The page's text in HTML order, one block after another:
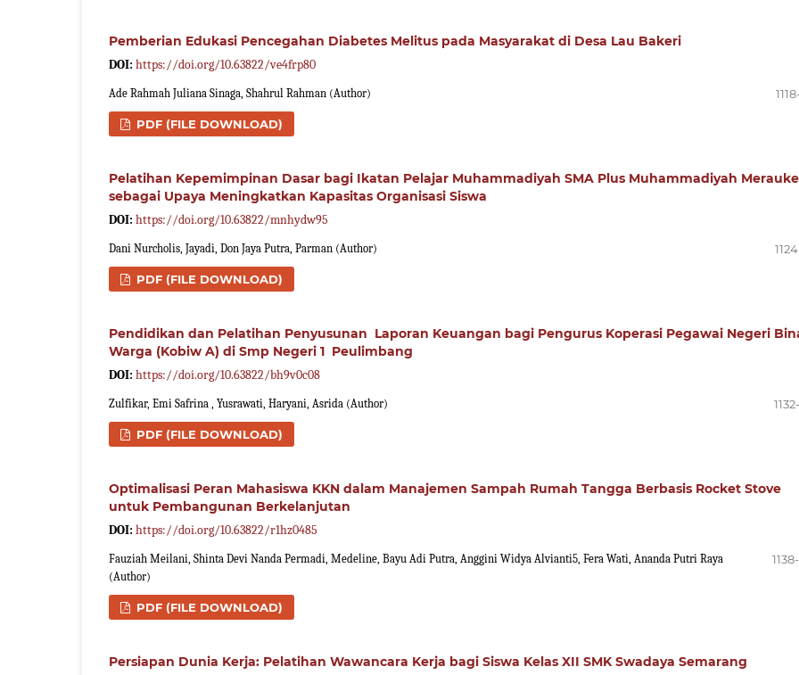
Pemberian Edukasi Pencegahan Diabetes Melitus pada Masyarakat di Desa Lau Bakeri
DOI: https://doi.org/10.63822/ve4frp80
Ade Rahmah Juliana Sinaga, Shahrul Rahman (Author)
PDF (FILE DOWNLOAD)
Pelatihan Kepemimpinan Dasar bagi Ikatan Pelajar Muhammadiyah SMA Plus Muhammadiyah Merauke
sebagai Upaya Meningkatkan Kapasitas Organisasi Siswa
DOI: https://doi.org/10.63822/mnhydw95
Dani Nurcholis, Jayadi, Don Jaya Putra, Parman (Author)
PDF (FILE DOWNLOAD)
Pendidikan dan Pelatihan Penyusunan Laporan Keuangan bagi Pengurus Koperasi Pegawai Negeri
Warga (Kobiw A) di Smp Negeri 1 Peulimbang
DOI: https://doi.org/10.63822/bh9v0c08
Zulfikar, Emi Safrina , Yusrawati, Haryani, Asrida (Author)
PDF (FILE DOWNLOAD)
Optimalisasi Peran Mahasiswa KKN dalam Manajemen Sampah Rumah Tangga Berbasis Rocket Stove
untuk Pembangunan Berkelanjutan
DOI: https://doi.org/10.63822/r1hz0485
Fauziah Meilani, Shinta Devi Nanda Permadi, Medeline, Bayu Adi Putra, Anggini Widya Alvianti5, Fera Wati, Ananda Putri Raya
(Author)
PDF (FILE DOWNLOAD)
Persiapan Dunia Kerja: Pelatihan Wawancara Kerja bagi Siswa Kelas XII SMK Swadaya Semarang